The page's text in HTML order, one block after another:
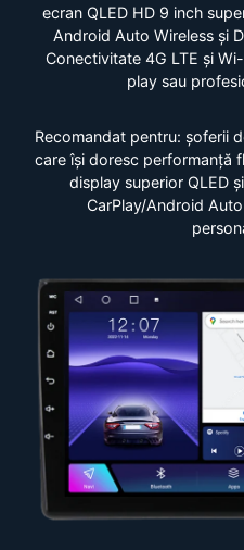
ecran QLED HD 9 inch
Android Auto Wireless și
Conectivitate 4G LTE și
play sau
Recomandat pentru: șoferii
care își doresc performanță
display superior QLED
CarPlay/Android